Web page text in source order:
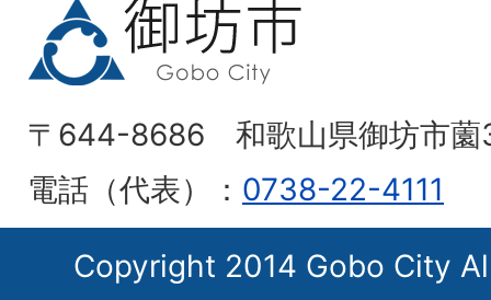
〒644-8686 和歌山県御坊市薗
電話（代表）： 0738-22-4111
Copyright 2014 Gobo City